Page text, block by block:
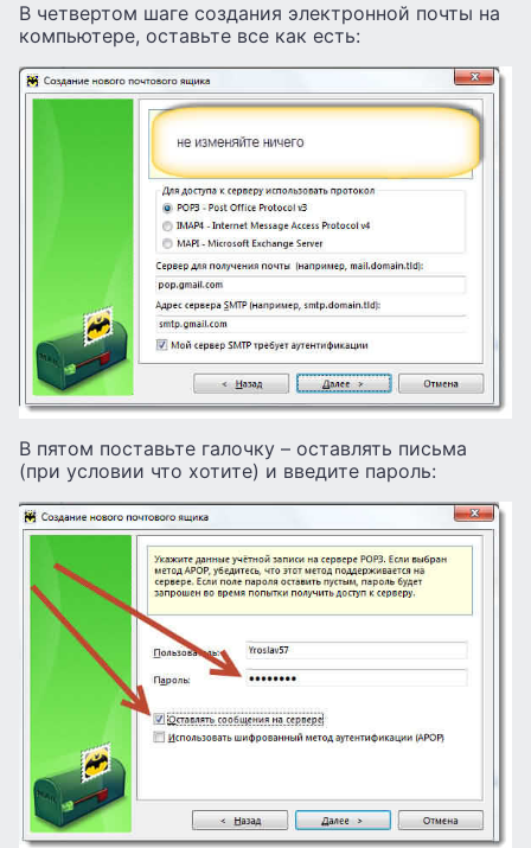
В четвертом шаге создания электронной почты на
компьютере, оставьте все как есть:
В пятом поставьте галочку – оставлять письма
(при условии что хотите) и введите пароль: